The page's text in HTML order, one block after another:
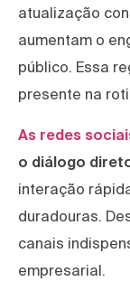
atualização
aumentam o
público. Essa
presente na
As redes
o diálogo
interação
duradouras.
canais
empresarial.